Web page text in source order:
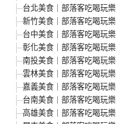
台北美食｜部落客吃喝玩樂
新竹美食｜部落客吃喝玩樂
台中美食｜部落客吃喝玩樂
彰化美食｜部落客吃喝玩樂
南投美食｜部落客吃喝玩樂
雲林美食｜部落客吃喝玩樂
嘉義美食｜部落客吃喝玩樂
台南美食｜部落客吃喝玩樂
高雄美食｜部落客吃喝玩樂